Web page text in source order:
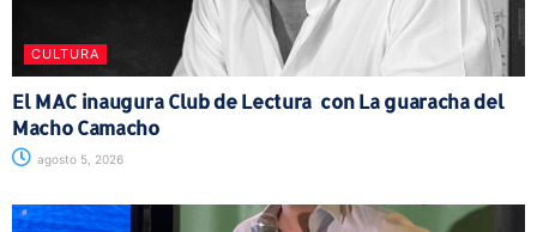
CULTURA
El MAC inaugura Club de Lectura con La guaracha del
Macho Camacho
agosto 5, 2026